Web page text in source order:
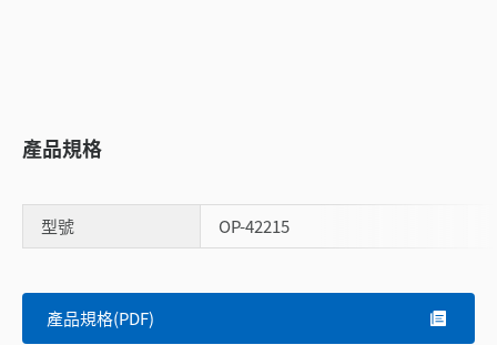
產品規格
型號 OP-42215
產品規格(PDF)